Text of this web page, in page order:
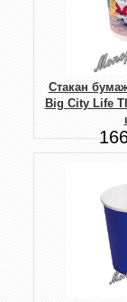
Стакан
Big City Life